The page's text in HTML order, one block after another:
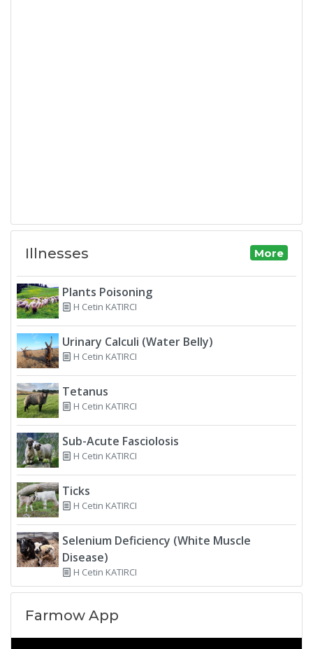
Illnesses More
Plants Poisoning
H Cetin KATIRCI
Urinary Calculi (Water Belly)
H Cetin KATIRCI
Tetanus
H Cetin KATIRCI
Sub-Acute Fasciolosis
H Cetin KATIRCI
Ticks
H Cetin KATIRCI
Selenium Deficiency (White Muscle
Disease)
H Cetin KATIRCI
Farmow App